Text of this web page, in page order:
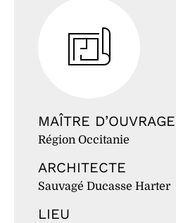
MAÎTRE D’OUVRAGE
Région Occitanie
ARCHITECTE
Sauvagé Ducasse Harter
LIEU